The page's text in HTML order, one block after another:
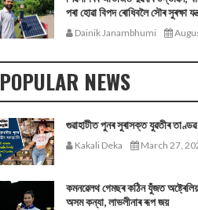
পৰা হোৱা বিপদ ৰোধিবলৈ সৌৰ সুৰক্ষা
Dainik Janambhumi
POPULAR NEWS
গুৱাহাটীত পুনৰ সুৰাসক্ত যুৱতীৰ তাণ্ডৱ
Kakali Deka March 27,
কমনৱেলথ গেমছৰ কঠিন যুঁজত
অসম কন্যা, লাভলীনাৰ ৰূপ জয়